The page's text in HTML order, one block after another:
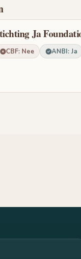
Ja
CBF: Nee ANBI: Ja